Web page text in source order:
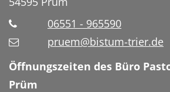
06551 - 965590
pruem@bistum-trier.de
Öffnungszeiten des Büro
Prüm